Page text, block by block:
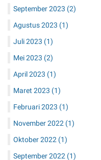
September 2023 (2)
Agustus 2023 (1)
Juli 2023 (1)
Mei 2023 (2)
April 2023 (1)
Maret 2023 (1)
Februari 2023 (1)
November 2022 (1)
Oktober 2022 (1)
September 2022 (1)